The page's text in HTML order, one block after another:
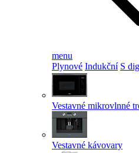
menu
Plynové Indukční S
Vestavné mikrovlnné
Vestavné kávovary